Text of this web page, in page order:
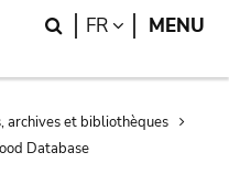
Search
FR LANGUAGE
MENU
archives et bibliothèques
Database